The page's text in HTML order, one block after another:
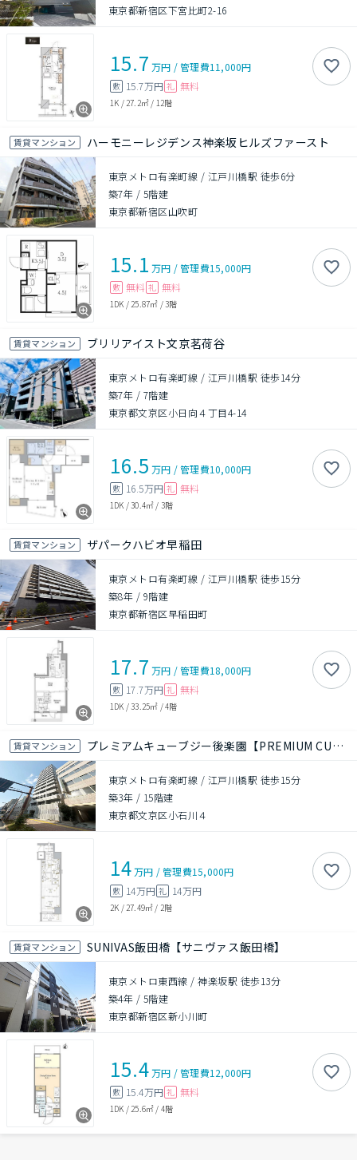
東京都新宿区下宮比町2-16
15.7 万円 /管理費11,000円
敷 15.7万円 礼 無料
1K / 27.2㎡ / 12階
賃貸マンション ハーモニーレジデンス神楽坂ヒルズファースト
東京メトロ有楽町線 / 江戸川橋駅 徒歩6分
築7年 / 5階建
東京都新宿区山吹町
15.1 万円 /管理費15,000円
敷 無料 礼 無料
1DK / 25.87㎡ /3階
賃貸マンション ブリリアイスト文京茗荷谷
東京メトロ有楽町線 / 江戸川橋駅 徒歩14分
築7年 / 7階建
東京都文京区小日向４丁目4-14
16.5 万円 /管理費10,000円
敷 16.5万円 礼 無料
1DK /30.4㎡ / 3階
賃貸マンション ザパークハビオ早稲田
東京メトロ有楽町線 / 江戸川橋駅 徒歩15分
築8年 / 9階建
東京都新宿区早稲田町
17.7 万円 /管理費18,000円
敷 17.7万円 礼 無料
1DK /33.25㎡ /4階
賃貸マンション プレミアムキューブジー後楽園【PREMIUM CUBE G 後楽園】
東京メトロ有楽町線 / 江戸川橋駅 徒歩15分
築3年 / 15階建
東京都文京区小石川４
14万円 /管理費15,000円
敷 14万円 礼 14万円
2K / 27.49㎡ / 2階
賃貸マンション SUNIVAS飯田橋【サニヴァス飯田橋】
東京メトロ東西線 / 神楽坂駅 徒歩13分
築4年 / 5階建
東京都新宿区新小川町
15.4万円 /管理費12,000円
敷 15.4万円 礼 無料
1DK / 25.6㎡ / 4階